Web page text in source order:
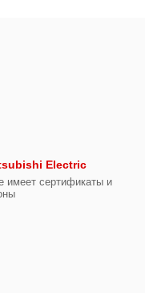
Electric
имеет сертификаты и